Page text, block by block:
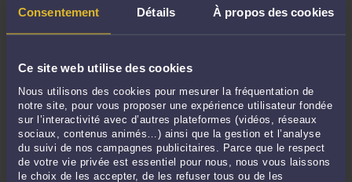
Consentement Détails À propos des cookies
Ce site web utilise des cookies
Nous utilisons des cookies pour mesurer la fréquentation de
notre site, pour vous proposer une expérience utilisateur fondée
sur l’interactivité avec d’autres plateformes (vidéos, réseaux
sociaux, contenus animés…) ainsi que la gestion et l’analyse
du suivi de nos campagnes publicitaires. Parce que le respect
de votre vie privée est essentiel pour nous, nous vous laissons
le choix de les accepter, de les refuser tous ou de les
Décembre 2024
Novembre 2024
Octobre 2024
Septembre 2024
Août 2024
Juillet 2024